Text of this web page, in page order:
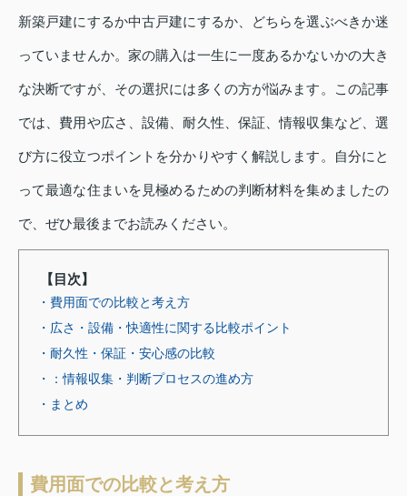
新築戸建にするか中古戸建にするか、どちらを選ぶべきか迷
っていませんか。家の購入は一生に一度あるかないかの大き
な決断ですが、その選択には多くの方が悩みます。この記事
では、費用や広さ、設備、耐久性、保証、情報収集など、選
び方に役立つポイントを分かりやすく解説します。自分にと
って最適な住まいを見極めるための判断材料を集めましたの
で、ぜひ最後までお読みください。
【目次】
・費用面での比較と考え方
・広さ・設備・快適性に関する比較ポイント
・耐久性・保証・安心感の比較
・：情報収集・判断プロセスの進め方
・まとめ
費用面での比較と考え方